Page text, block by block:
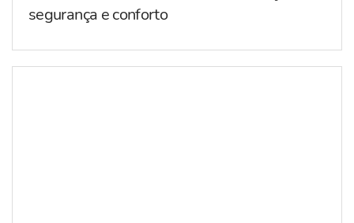
segurança e conforto